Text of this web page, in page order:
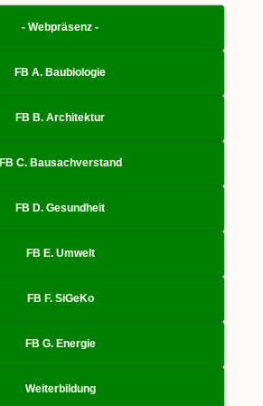
- Webpräsenz -
FB A. Baubiologie
FB B. Architektur
FB C. Bausachverstand
FB D. Gesundheit
FB E. Umwelt
FB F. SiGeKo
FB G. Energie
Weiterbildung